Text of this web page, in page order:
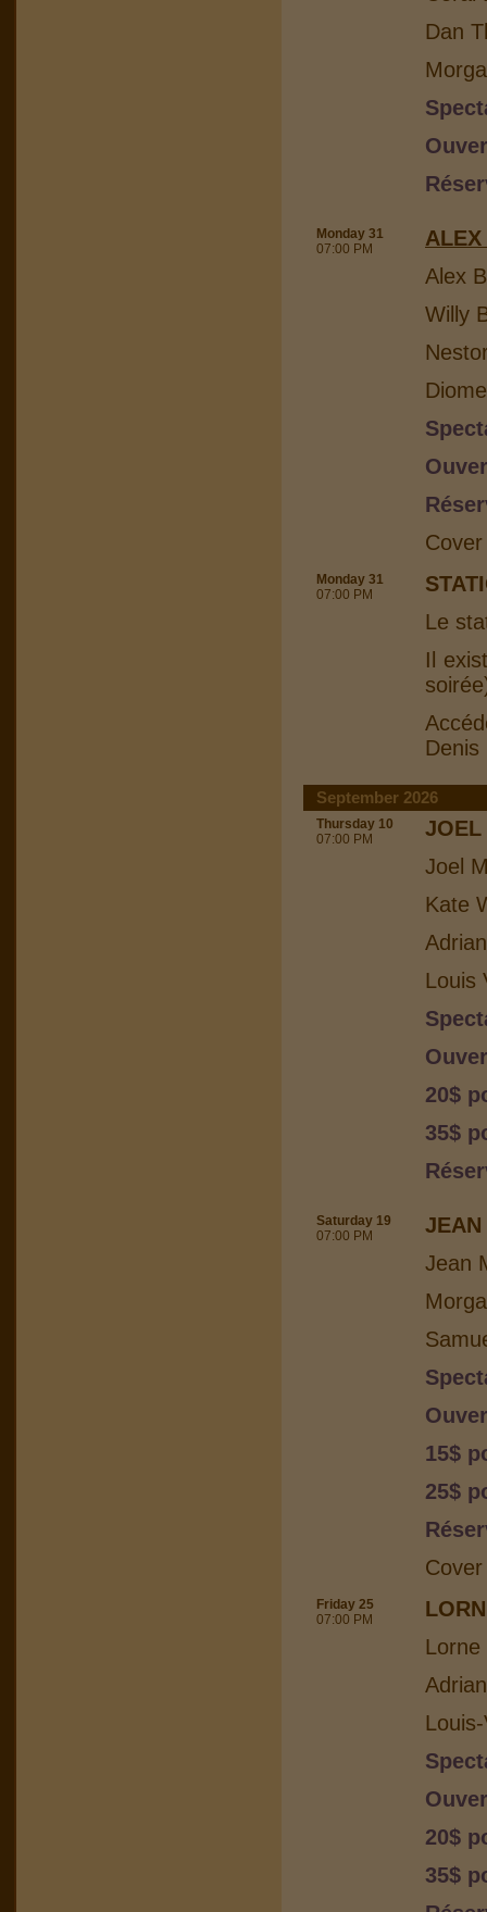
Dan
Monday 31
07:00 PM
Alex
Willy
Monday 31
07:00 PM
Le
Il
Denis
September 2026
Thursday 10
07:00 PM
JOEL
Joel
Kate
Louis
20$
35$
Saturday 19
07:00 PM
JEAN
Jean
15$
25$
Friday 25
07:00 PM
Lorne
20$
35$